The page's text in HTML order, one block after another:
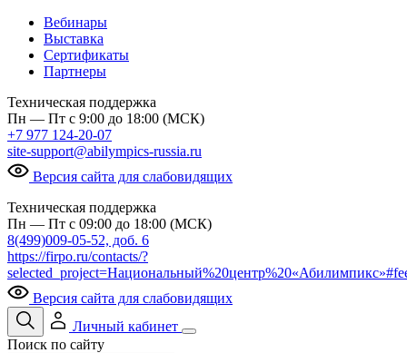
Вебинары
Выставка
Сертификаты
Партнеры
Техническая поддержка
Пн — Пт с 9:00 до 18:00 (МСК)
+7 977 124-20-07
site-support@abilympics-russia.ru
Версия сайта для слабовидящих
Техническая поддержка
Пн — Пт с 09:00 до 18:00 (МСК)
8(499)009-05-52, доб. 6
https://firpo.ru/contacts/?
Версия сайта для слабовидящих
Личный кабинет
Поиск по сайту